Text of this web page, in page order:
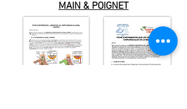
MAIN & POIGNET